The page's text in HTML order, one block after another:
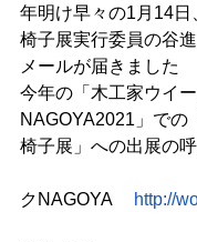
年明け早々の1月14日
椅子展実行委員の谷
メールが届きました
今年の「木工家ウイ
NAGOYA2021」での
椅子展」への出展の
木工家
クNAGOYA
http://